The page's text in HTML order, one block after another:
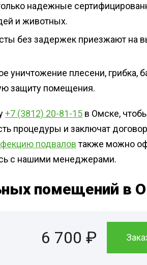
надежные
и животных.
без задержек приезжают на
уничтожение плесени, грибка,
защиту помещения.
+7 (3812) 20-81-15 в Омске,
процедуры и заключат
подваловтакже можно
с нашими менеджерами.
помещений в
6 700 ₽